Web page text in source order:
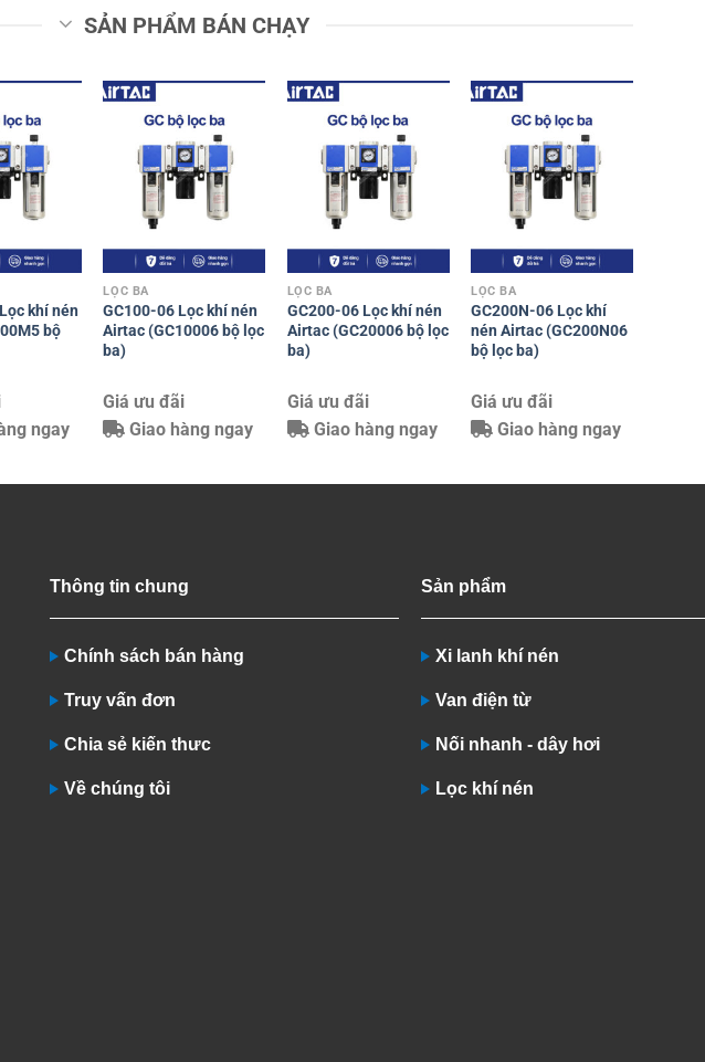
SẢN PHẨM BÁN CHẠY
khí nén
bộ
ngay
LỌC BA
GC100-06 Lọc khí nén
Airtac (GC10006 bộ lọc
ba)
Giá ưu đãi
Giao hàng ngay
LỌC BA
GC200-06 Lọc khí nén
Airtac (GC20006 bộ lọc
ba)
Giá ưu đãi
Giao hàng ngay
LỌC BA
GC200N-06 Lọc khí
nén Airtac (GC200N06
bộ lọc ba)
Giá ưu đãi
Giao hàng ngay
Thông tin chung
Chính sách bán hàng
Truy vấn đơn
Chia sẻ kiến thưc
Về chúng tôi
Sản phẩm
Xi lanh khí nén
Van điện từ
Nối nhanh - dây hơi
Lọc khí nén